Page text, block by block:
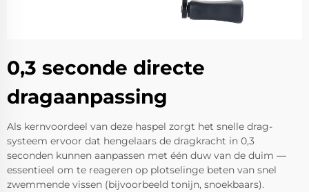
0,3 seconde directe
dragaanpassing
Als kernvoordeel van deze haspel zorgt het snelle drag-
systeem ervoor dat hengelaars de dragkracht in 0,3
seconden kunnen aanpassen met één duw van de duim —
essentieel om te reageren op plotselinge beten van snel
zwemmende vissen (bijvoorbeeld tonijn, snoekbaars).